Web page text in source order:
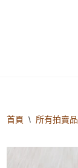
首頁 \ 所有拍賣品